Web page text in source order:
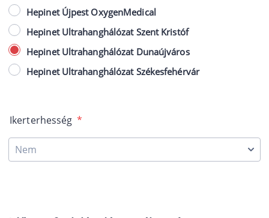
Hepinet Újpest OxygenMedical
Hepinet Ultrahanghálózat Szent Kristóf
Hepinet Ultrahanghálózat Dunaújváros
Hepinet Ultrahanghálózat Székesfehérvár
Ikerterhesség *